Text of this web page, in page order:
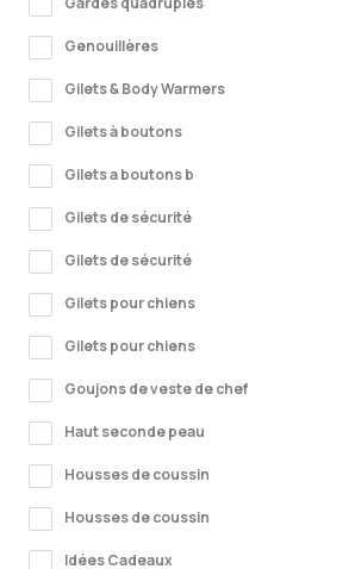
Genouillères
Gilets & Body Warmers
Gilets à boutons
Gilets a boutons b
Gilets de sécurité
Gilets de sécurité
Gilets pour chiens
Gilets pour chiens
Goujons de veste de chef
Haut seconde peau
Housses de coussin
Housses de coussin
Idées Cadeaux